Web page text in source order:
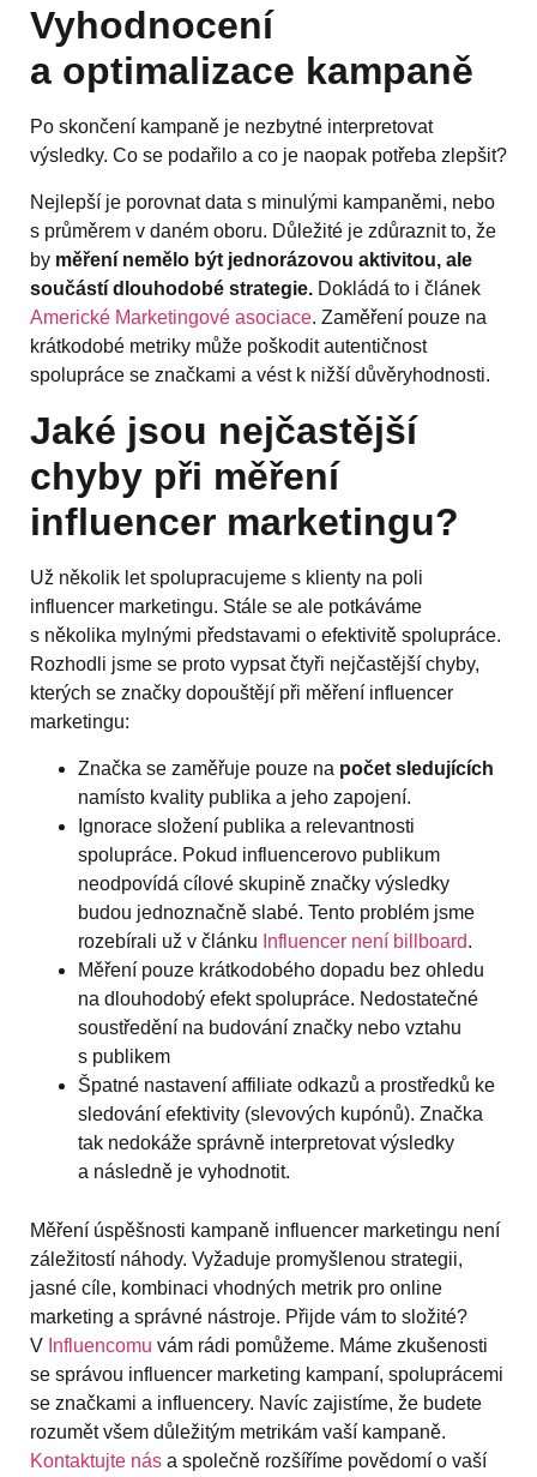
Vyhodnocení
a optimalizace kampaně
Po skončení kampaně je nezbytné interpretovat
výsledky. Co se podařilo a co je naopak potřeba zlepšit?
Nejlepší je porovnat data s minulými kampaněmi, nebo
s průměrem v daném oboru. Důležité je zdůraznit to, že
by měření nemělo být jednorázovou aktivitou, ale
součástí dlouhodobé strategie. Dokládá to i článek
Americké Marketingové asociace. Zaměření pouze na
krátkodobé metriky může poškodit autentičnost
spolupráce se značkami a vést k nižší důvěryhodnosti.
Jaké jsou nejčastější
chyby při měření
influencer marketingu?
Už několik let spolupracujeme s klienty na poli
influencer marketingu. Stále se ale potkáváme
s několika mylnými představami o efektivitě spolupráce.
Rozhodli jsme se proto vypsat čtyři nejčastější chyby,
kterých se značky dopouštějí při měření influencer
marketingu:
Značka se zaměřuje pouze na počet sledujících
namísto kvality publika a jeho zapojení.
Ignorace složení publika a relevantnosti
spolupráce. Pokud influencerovo publikum
neodpovídá cílové skupině značky výsledky
budou jednoznačně slabé. Tento problém jsme
rozebírali už v článku Influencer není billboard.
Měření pouze krátkodobého dopadu bez ohledu
na dlouhodobý efekt spolupráce. Nedostatečné
soustředění na budování značky nebo vztahu
s publikem
Špatné nastavení affiliate odkazů a prostředků ke
sledování efektivity (slevových kupónů). Značka
tak nedokáže správně interpretovat výsledky
a následně je vyhodnotit.
Měření úspěšnosti kampaně influencer marketingu není
záležitostí náhody. Vyžaduje promyšlenou strategii,
jasné cíle, kombinaci vhodných metrik pro online
marketing a správné nástroje. Přijde vám to složité?
V Influencomu vám rádi pomůžeme. Máme zkušenosti
se správou influencer marketing kampaní, spoluprácemi
se značkami a influencery. Navíc zajistíme, že budete
rozumět všem důležitým metrikám vaší kampaně.
Kontaktujte nás a společně rozšíříme povědomí o vaší